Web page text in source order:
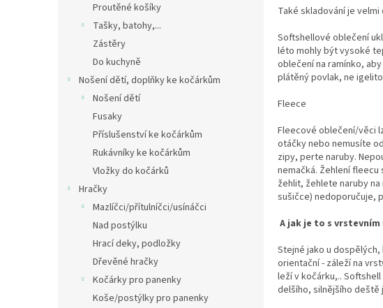
Proutěné košíky
Tašky, batohy,...
Zástěry
Do kuchyně
Nošení dětí, doplňky ke kočárkům
Nošení dětí
Fusaky
Příslušenství ke kočárkům
Rukávníky ke kočárkům
Vložky do kočárků
Hračky
Mazlíčci/přítulníčci/usínáčci
Nad postýlku
Hrací deky, podložky
Dřevěné hračky
Kočárky pro panenky
Koše/postýlky pro panenky
Také skladování je velmi
Softshellové oblečení
léto mohly být vysoké
oblečení na ramínko,
plátěný povlak, ne
Fleece
Fleecové oblečení/věci
otáčky nebo nemusíte
zipy, perte naruby.
nemačká. Žehlení
žehlit, žehlete naruby
sušičce) nedoporučuje,
A jak je to s vrstevním
Stejné jako u
orientační - záleží na
leží v kočárku,..
delšího, silnějšího deště